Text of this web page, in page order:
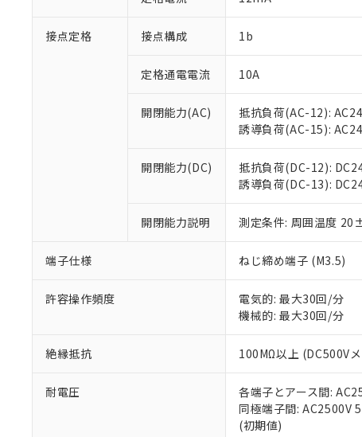
接点定格 接点構成 1b
定格通電電流 10A
開閉能力(AC)
抵抗負荷(AC-12):
誘導負荷(AC-15):
開閉能力(DC)
抵抗負荷(DC-12):
誘導負荷(DC-13):
開閉能力説明 測定条件: 周囲温度
端子仕様 ねじ締め端子 (M3.5)
許容操作頻度
電気的: 最大30回/分
機械的: 最大30回/分
絶縁抵抗 100MΩ以上 (DC500V
耐電圧
各端子とアース間:
同極端子間: AC2500V
(初期値)
本サービスは
当社制御機器
い。
正式な納期状
当社販売員に
在庫状況およ
す。
マイパーツ機
ている必要が
お客様が当ウ
が、当社の製
さい。
いる法人を指
*EU RoHS指令（10物質
フタル酸ビス(2-エチルヘ
ル（DBP） 1000ppm以
但し、RoHS指令で産業
フタル酸エステル類の４
※2 対応予定月
部品在庫の切り替
※3 非含有証明
EU RoHS指令（10
51物質の非含有証
※本証明書は発行日
また、RoHS指令
混在することから
既に当社にて対応
り割愛しておりま
「×」：最大均質材
Pb(鉛) :1000ppm、 Hg(
DEHP(フタル酸ビス(2-
※2 環境保護使用
「ｅ」：有害物質
味します。
「－」：未確認で
当社は、これ
などの必要な
ます。
当社は貴社製
置等に一切使
当社は、貴社
たしません。
△ 一定数に
－
在庫なし
機器販売
空
受注生産